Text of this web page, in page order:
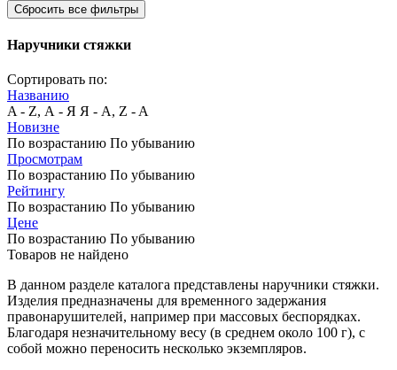
Сбросить все фильтры
Наручники стяжки
Сортировать по:
Названию
A - Z, А - Я Я - А, Z - A
Новизне
По возрастанию По убыванию
Просмотрам
По возрастанию По убыванию
Рейтингу
По возрастанию По убыванию
Цене
По возрастанию По убыванию
Товаров не найдено
В данном разделе каталога представлены наручники стяжки.
Изделия предназначены для временного задержания
правонарушителей, например при массовых беспорядках.
Благодаря незначительному весу (в среднем около 100 г), с
собой можно переносить несколько экземпляров.